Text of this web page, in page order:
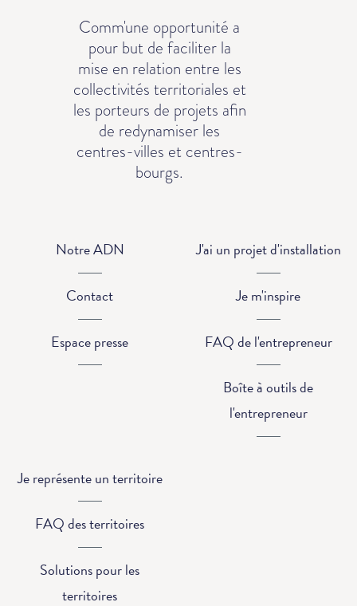
Comm'une opportunité a
pour but de faciliter la
mise en relation entre les
collectivités territoriales et
les porteurs de projets afin
de redynamiser les
centres-villes et centres-
bourgs.
Notre ADN
Contact
Espace presse
J'ai un projet d'installation
Je m'inspire
FAQ de l'entrepreneur
Boîte à outils de
l'entrepreneur
Je représente un territoire
FAQ des territoires
Solutions pour les
territoires